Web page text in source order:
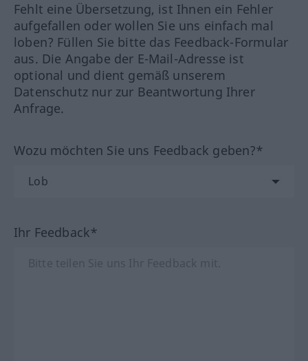
Fehlt eine Übersetzung, ist Ihnen ein Fehler
aufgefallen oder wollen Sie uns einfach mal
loben? Füllen Sie bitte das Feedback-Formular
aus. Die Angabe der E-Mail-Adresse ist
optional und dient gemäß unserem
Datenschutz nur zur Beantwortung Ihrer
Anfrage.
Wozu möchten Sie uns Feedback geben?*
Ihr Feedback*